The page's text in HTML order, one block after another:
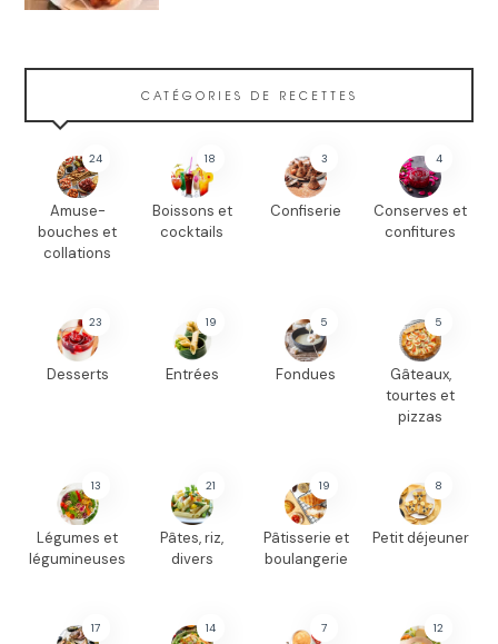
CATÉGORIES DE RECETTES
24
Amuse-
bouches et
collations
18
Boissons et
cocktails
3
Confiserie
4
Conserves et
confitures
23
Desserts
19
Entrées
5
Fondues
5
Gâteaux,
tourtes et
pizzas
13
Légumes et
légumineuses
21
Pâtes, riz,
divers
19
Pâtisserie et
boulangerie
8
Petit déjeuner
17 14 7 12